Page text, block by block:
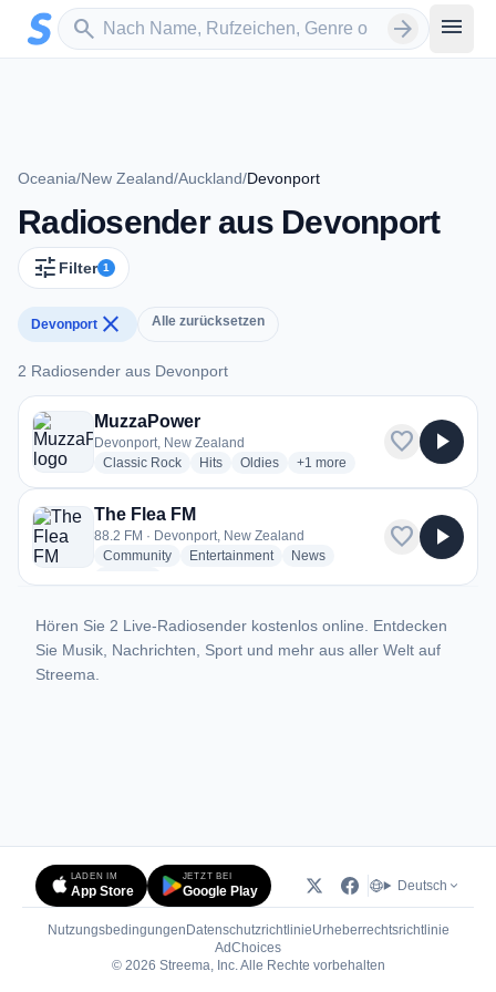
Zum Hauptinhalt springen
search
Sender suchen arrow_forward menu
Oceania/New Zealand/Auckland/Devonport
Radiosender aus Devonport
tune Filter 1
Devonport close Alle zurücksetzen
2 Radiosender aus Devonport
2 Radiosender aus Devonport
MuzzaPower
Devonport, New Zealand
Classic Rockradio stations
Hitsradio stations
Oldiesradio stations
+1 more genres for MuzzaPower
more
favorite play_arrow
The Flea FM
88.2 FM · Devonport, New Zealand
Communityradio stations
Entertainmentradio stations
Newsradio stations
favorite play_arrow
Hören Sie 2 Live-Radiosender kostenlos online. Entdecken
Sie Musik, Nachrichten, Sport und mehr aus aller Welt auf
Streema.
LADEN IM
App Store
JETZT BEI
Google Play Deutsch
Nutzungsbedingungen DatenschutzrichtlinieUrheberrechtsrichtlinie
AdChoices(öffnet in neuem Tab)
© 2026 Streema, Inc. Alle Rechte vorbehalten